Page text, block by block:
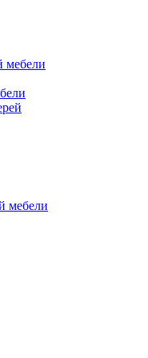
мебели
мебели